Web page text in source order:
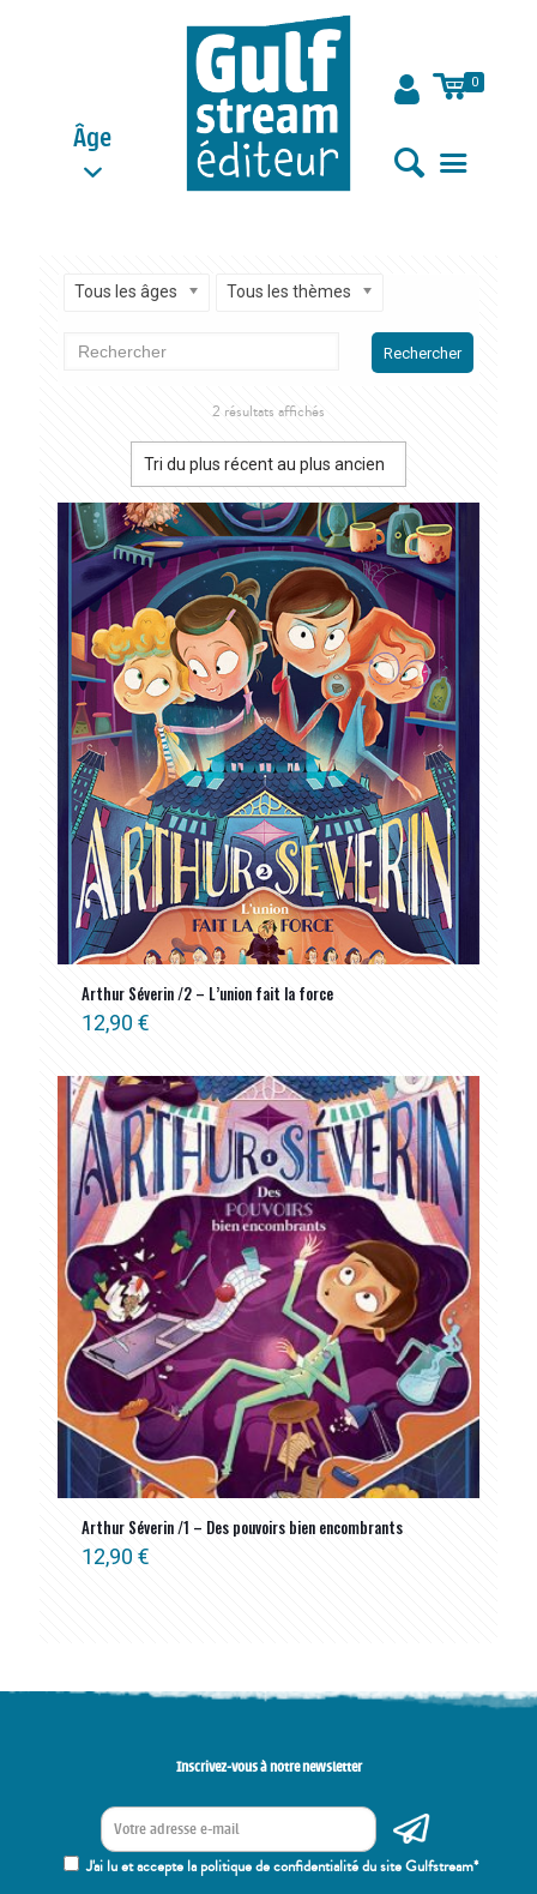
Âge
0
Tous les âges Tous les thèmes
Rechercher
2 résultats affichés
plus
au
plus
ancien
Arthur Séverin /2 – L’union fait la force
12,90 €
Arthur Séverin /1 – Des pouvoirs bien encombrants
12,90 €
Inscrivez-vous à notre newsletter
J'ai lu et accepte la politique de confidentialité du site Gulfstream*